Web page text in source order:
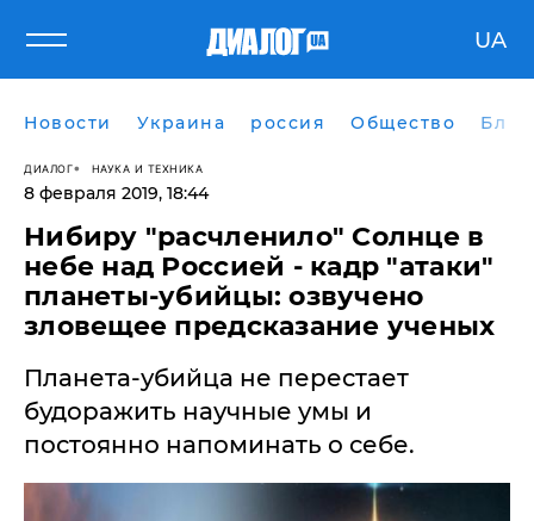
UA
Новости Украина россия Общество
ДИАЛОГ НАУКА И ТЕХНИКА
8 февраля 2019, 18:44
Нибиру "расчленило" Солнце в
небе над Россией - кадр "атаки"
планеты-убийцы: озвучено
зловещее предсказание ученых
Планета-убийца не перестает
будоражить научные умы и
постоянно напоминать о себе.